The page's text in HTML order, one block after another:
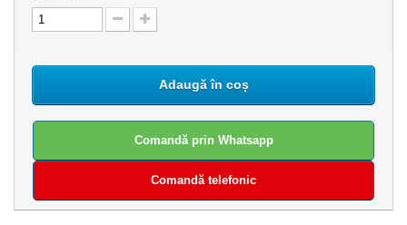
Adaugă în coș
Comandă prin Whatsapp
Comandă telefonic